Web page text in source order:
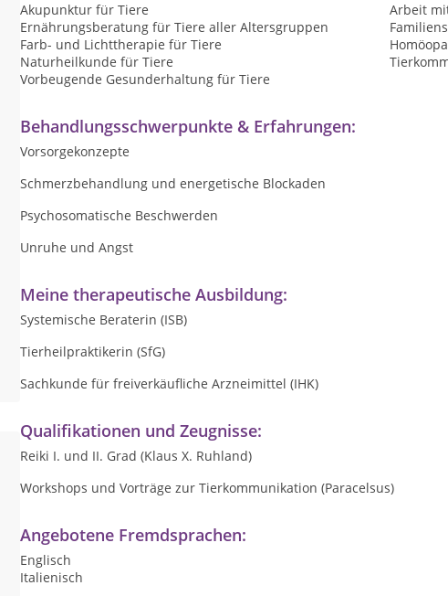
Akupunktur für Tiere
Arbeit
Ernährungsberatung für Tiere aller Altersgruppen
Farb- und Lichttherapie für Tiere
Naturheilkunde für Tiere
Vorbeugende Gesunderhaltung für Tiere
Behandlungsschwerpunkte & Erfahrungen:
Vorsorgekonzepte
Schmerzbehandlung und energetische Blockaden
Psychosomatische Beschwerden
Unruhe und Angst
Meine therapeutische Ausbildung:
Systemische Beraterin (ISB)
Tierheilpraktikerin (SfG)
Sachkunde für freiverkäufliche Arzneimittel (IHK)
Qualifikationen und Zeugnisse:
Reiki I. und II. Grad (Klaus X. Ruhland)
Workshops und Vorträge zur Tierkommunikation (Paracelsus)
Angebotene Fremdsprachen:
Englisch
Italienisch